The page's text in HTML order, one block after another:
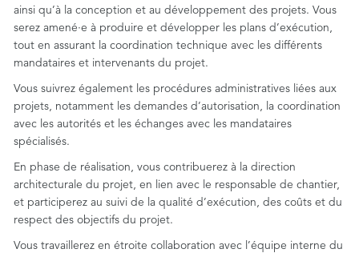
ainsi qu’à la conception et au développement des projets. Vous
serez amené·e à produire et développer les plans d’exécution,
tout en assurant la coordination technique avec les différents
mandataires et intervenants du projet.
Vous suivrez également les procédures administratives liées aux
projets, notamment les demandes d’autorisation, la coordination
avec les autorités et les échanges avec les mandataires
spécialisés.
En phase de réalisation, vous contribuerez à la direction
architecturale du projet, en lien avec le responsable de chantier,
et participerez au suivi de la qualité d’exécution, des coûts et du
respect des objectifs du projet.
Vous travaillerez en étroite collaboration avec l’équipe interne du